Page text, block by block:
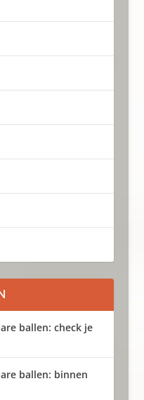
ballen: check je
ballen: binnen